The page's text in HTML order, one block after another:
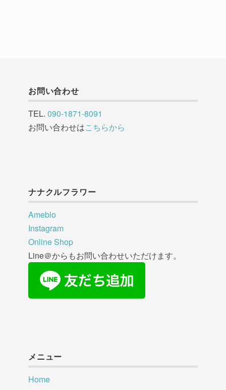
お問い合わせ
TEL. 090-1871-8091
お問い合わせはこちらから
ナナクルフラワー
Ameblo
Instagram
Online Shop
Line＠からもお問い合わせいただけます。
メニュー
Home